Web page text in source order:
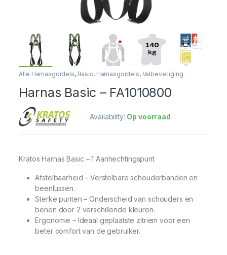
Alle Harnasgordels, Basic, Harnasgordels, Valbeveiliging
Harnas Basic – FA1010800
Availability: Op voorraad
Kratos Harnas Basic – 1 Aanhechtingspunt
Afstelbaarheid – Verstelbare schouderbanden en
beenlussen.
Sterke punten –Onderscheid van schouders en
benen door 2 verschillende kleuren.
Ergonomie – Ideaal geplaatste zitriem voor een
beter comfort van de gebruiker.